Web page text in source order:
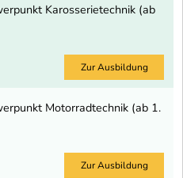
Karosserietechnik (ab
Zur Ausbildung
Motorradtechnik (ab 1.
Zur Ausbildung